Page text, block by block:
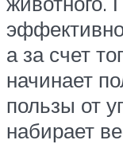
а за счет
начинает
пользы от
набирает